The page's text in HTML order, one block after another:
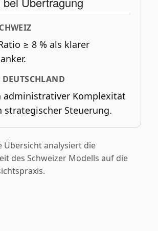
≥ 8 % als klarer
DEUTSCHLAND
administrativer Komplexität
strategischer Steuerung.
Übersicht analysiert die
des Schweizer Modells auf die